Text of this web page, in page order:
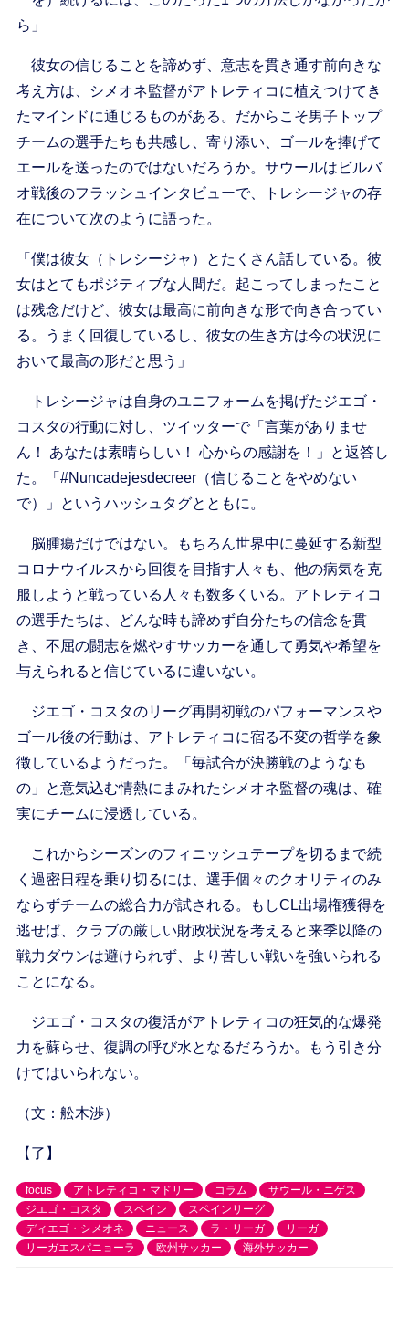
ら」
彼女の信じることを諦めず、意志を貫き通す前向きな
考え方は、シメオネ監督がアトレティコに植えつけてき
たマインドに通じるものがある。だからこそ男子トップ
チームの選手たちも共感し、寄り添い、ゴールを捧げて
エールを送ったのではないだろうか。サウールはビルバ
オ戦後のフラッシュインタビューで、トレシージャの存
在について次のように語った。
「僕は彼女（トレシージャ）とたくさん話している。彼
女はとてもポジティブな人間だ。起こってしまったこと
は残念だけど、彼女は最高に前向きな形で向き合ってい
る。うまく回復しているし、彼女の生き方は今の状況に
おいて最高の形だと思う」
トレシージャは自身のユニフォームを掲げたジエゴ・
コスタの行動に対し、ツイッターで「言葉がありませ
ん！ あなたは素晴らしい！ 心からの感謝を！」と返答し
た。「#Nuncadejesdecreer（信じることをやめない
で）」というハッシュタグとともに。
脳腫瘍だけではない。もちろん世界中に蔓延する新型
コロナウイルスから回復を目指す人々も、他の病気を克
服しようと戦っている人々も数多くいる。アトレティコ
の選手たちは、どんな時も諦めず自分たちの信念を貫
き、不屈の闘志を燃やすサッカーを通して勇気や希望を
与えられると信じているに違いない。
ジエゴ・コスタのリーグ再開初戦のパフォーマンスや
ゴール後の行動は、アトレティコに宿る不変の哲学を象
徴しているようだった。「毎試合が決勝戦のようなも
の」と意気込む情熱にまみれたシメオネ監督の魂は、確
実にチームに浸透している。
これからシーズンのフィニッシュテープを切るまで続
く過密日程を乗り切るには、選手個々のクオリティのみ
ならずチームの総合力が試される。もしCL出場権獲得を
逃せば、クラブの厳しい財政状況を考えると来季以降の
戦力ダウンは避けられず、より苦しい戦いを強いられる
ことになる。
ジエゴ・コスタの復活がアトレティコの狂気的な爆発
力を蘇らせ、復調の呼び水となるだろうか。もう引き分
けてはいられない。
（文：舩木渉）
【了】
focus アトレティコ・マドリー コラム
サウール・ニゲス
ジエゴ・コスタ
スペイン
スペインリーグ
ディエゴ・シメオネ
ニュース ラ・リーガ
リーガ
リーガエスパニョーラ
欧州サッカー 海外サッカー